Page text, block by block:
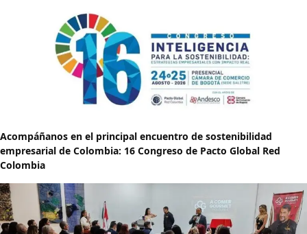
Acompáñanos en el principal encuentro de sostenibilidad
empresarial de Colombia: 16 Congreso de Pacto Global Red
Colombia